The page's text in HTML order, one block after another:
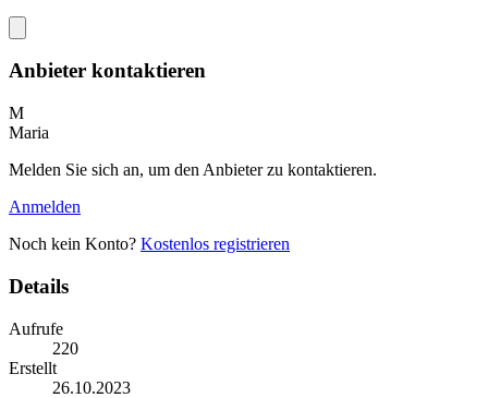
Anbieter kontaktieren
M
Maria
Melden Sie sich an, um den Anbieter zu kontaktieren.
Anmelden
Noch kein Konto? Kostenlos registrieren
Details
Aufrufe
220
Erstellt
26.10.2023